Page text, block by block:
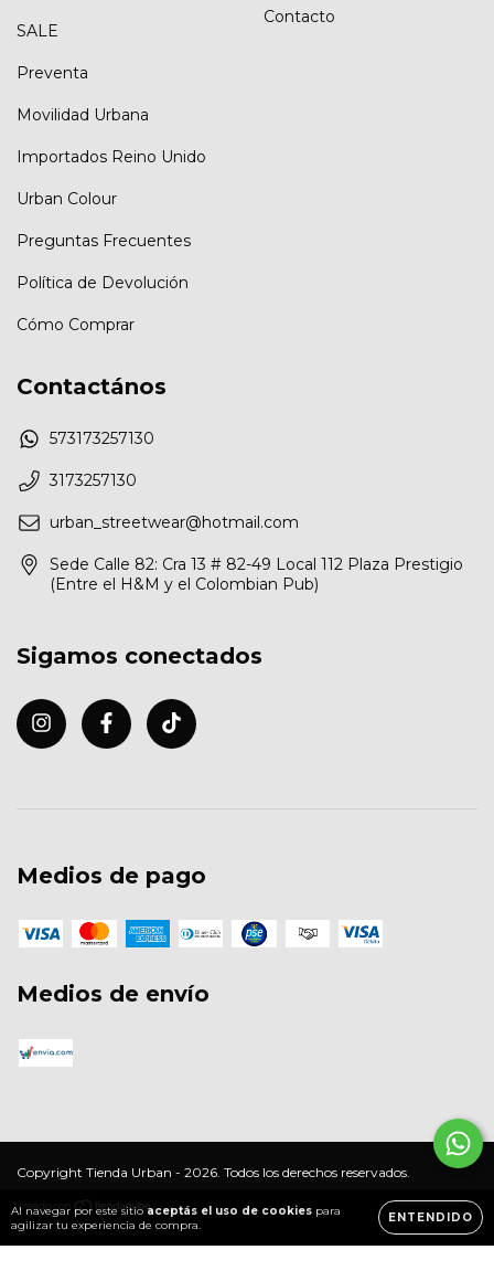
Al navegar por este sitioaceptás el uso de cookies para
agilizar tu experiencia de compra.
ENTENDIDO
SALE
Preventa
Movilidad Urbana
Importados Reino Unido
Urban Colour
Preguntas Frecuentes
Política de Devolución
Cómo Comprar
Contacto
Contactános
573173257130
3173257130
urban_streetwear@hotmail.com
Sede Calle 82: Cra 13 # 82-49 Local 112 Plaza Prestigio
(Entre el H&M y el Colombian Pub)
Sigamos conectados
Medios de pago
Medios de envío
Copyright Tienda Urban - 2026. Todos los derechos reservados.